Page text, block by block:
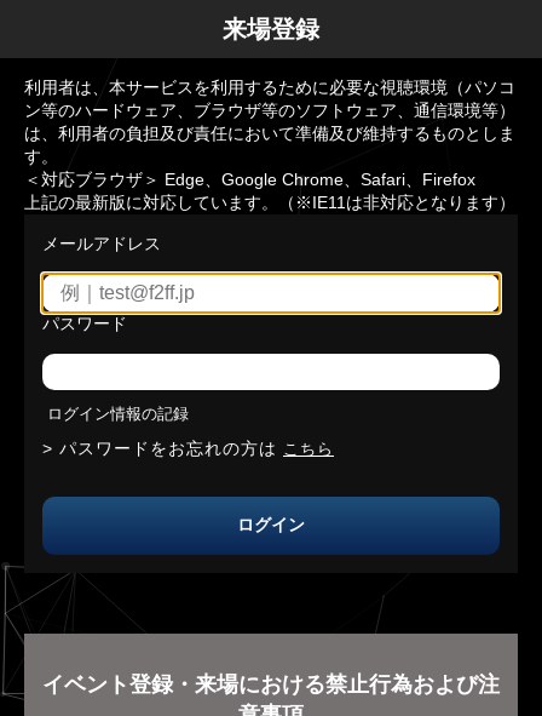
来場登録
利用者は、本サービスを利用するために必要な視聴環境（パソコ
ン等のハードウェア、ブラウザ等のソフトウェア、通信環境等）
は、利用者の負担及び責任において準備及び維持するものとしま
す。
＜対応ブラウザ＞ Edge、Google Chrome、Safari、Firefox
上記の最新版に対応しています。（※IE11は非対応となります）
メールアドレス
パスワード
ログイン情報の記録
パスワードをお忘れの方は こちら
ログイン
イベント登録・来場における禁止行為および注